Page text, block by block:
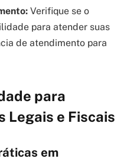
Verifique se o
para atender suas
de atendimento para
para
Legais e Fiscais
em